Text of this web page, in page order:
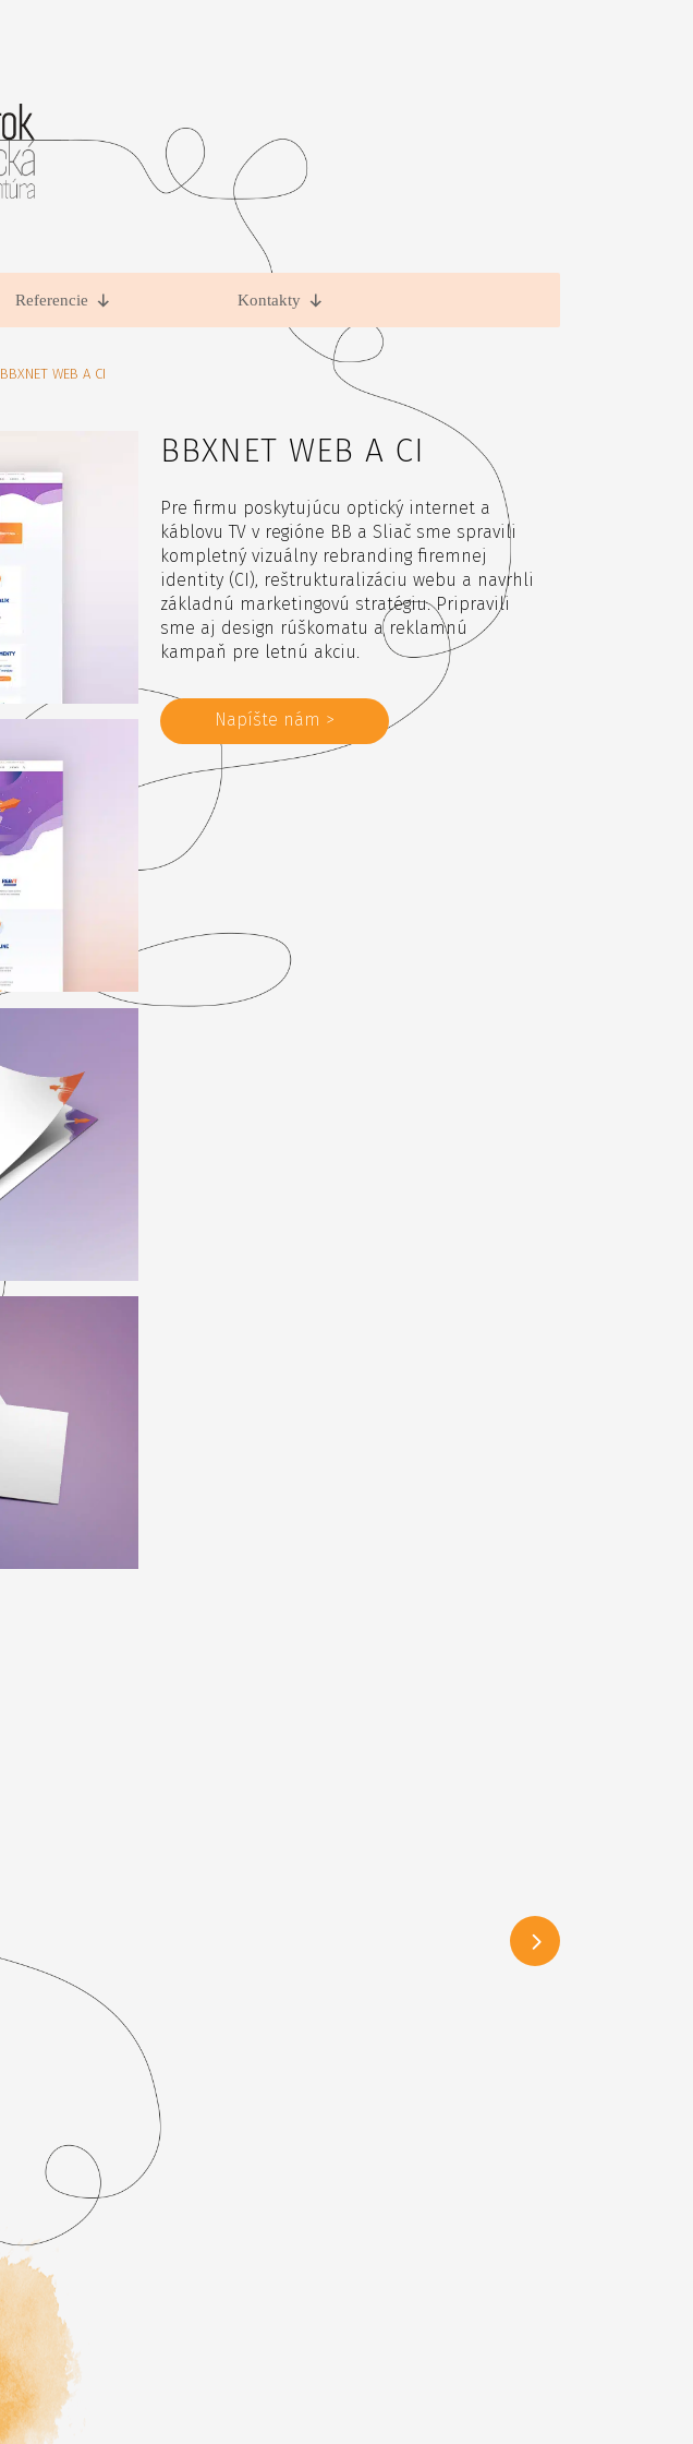
Referencie Kontakty
BBXNET WEB A CI
BBXNET WEB A CI
Pre firmu poskytujúcu optický internet a
káblovu TV v regióne BB a Sliač sme spravili
kompletný vizuálny rebranding firemnej
identity (CI), reštrukturalizáciu webu a navrhli
základnú marketingovú stratégiu. Pripravili
sme aj design rúškomatu a reklamnú
kampaň pre letnú akciu.
Napíšte nám >